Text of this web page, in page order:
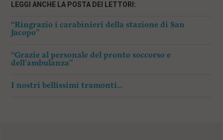
LEGGI ANCHE LA POSTA DEI LETTORI:
“Ringrazio i carabinieri della stazione di San
Jacopo”
“Grazie al personale del pronto soccorso e
dell’ambulanza”
I nostri bellissimi tramonti…